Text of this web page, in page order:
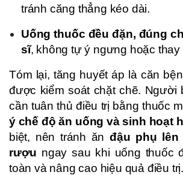
tránh căng thẳng kéo dài.
Uống thuốc đều đặn, đúng
sĩ, không tự ý ngưng hoặc thay
Tóm lại, tăng huyết áp là căn
được kiểm soát chặt chẽ. Người
cần tuân thủ điều trị bằng thuốc
ý chế độ ăn uống và sinh hoạt
biệt, nên tránh ănđậu phụ
rượu ngay sau khi uống thuốc
toàn và nâng cao hiệu quả điều trị.